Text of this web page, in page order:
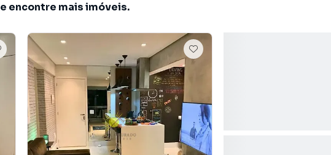
encontre mais imóveis.